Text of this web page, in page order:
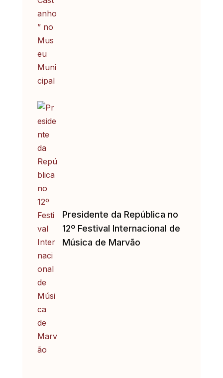
Presidente da República no
12º Festival Internacional de
Música de Marvão